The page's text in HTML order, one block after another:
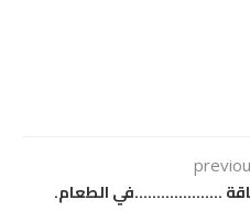
………………..في الطعام.